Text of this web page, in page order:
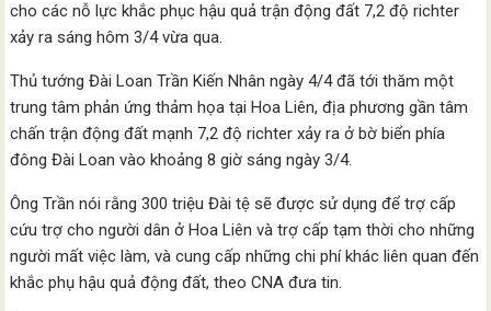
cho các nỗ lực khắc phục hậu quả trận động đất 7,2 độ richter
xảy ra sáng hôm 3/4 vừa qua.
Thủ tướng Đài Loan Trần Kiến Nhân ngày 4/4 đã tới thăm một
trung tâm phản ứng thảm họa tại Hoa Liên, địa phương gần tâm
chấn trận động đất mạnh 7,2 độ richter xảy ra ở bờ biển phía
đông Đài Loan vào khoảng 8 giờ sáng ngày 3/4.
Ông Trần nói rằng 300 triệu Đài tệ sẽ được sử dụng để trợ cấp
cứu trợ cho người dân ở Hoa Liên và trợ cấp tạm thời cho những
người mất việc làm, và cung cấp những chi phí khác liên quan đến
khắc phụ hậu quả động đất, theo CNA đưa tin.